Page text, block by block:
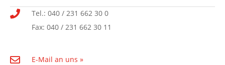
Tel.: 040 / 231 662 30 0
Fax: 040 / 231 662 30 11
E-Mail an uns »